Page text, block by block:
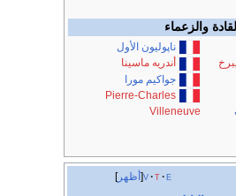
القادة والزعماء
ناپوليون الأول
أندريه ماسينا
جواكيم مورا
Pierre-Charles
Villeneuve
أظهر v t e